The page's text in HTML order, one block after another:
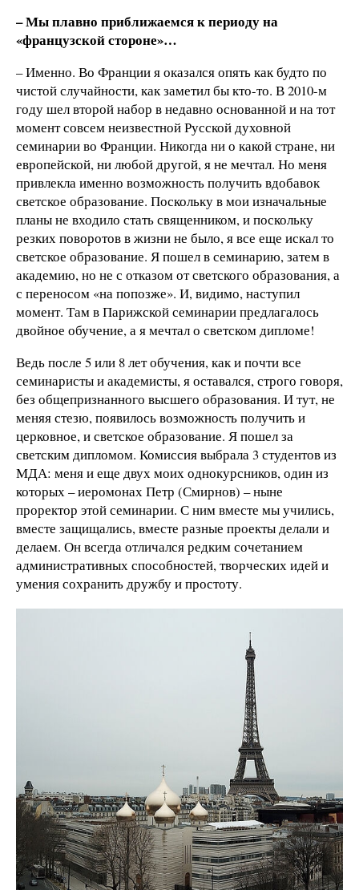
– Мы плавно приближаемся к периоду на
«французской стороне»…
– Именно. Во Франции я оказался опять как будто по
чистой случайности, как заметил бы кто-то. В 2010-м
году шел второй набор в недавно основанной и на тот
момент совсем неизвестной Русской духовной
семинарии во Франции. Никогда ни о какой стране, ни
европейской, ни любой другой, я не мечтал. Но меня
привлекла именно возможность получить вдобавок
светское образование. Поскольку в мои изначальные
планы не входило стать священником, и поскольку
резких поворотов в жизни не было, я все еще искал то
светское образование. Я пошел в семинарию, затем в
академию, но не с отказом от светского образования, а
с переносом «на попозже». И, видимо, наступил
момент. Там в Парижской семинарии предлагалось
двойное обучение, а я мечтал о светском дипломе!
Ведь после 5 или 8 лет обучения, как и почти все
семинаристы и академисты, я оставался, строго говоря,
без общепризнанного высшего образования. И тут, не
меняя стезю, появилось возможность получить и
церковное, и светское образование. Я пошел за
светским дипломом. Комиссия выбрала 3 студентов из
МДА: меня и еще двух моих однокурсников, один из
которых – иеромонах Петр (Смирнов) – ныне
проректор этой семинарии. С ним вместе мы учились,
вместе защищались, вместе разные проекты делали и
делаем. Он всегда отличался редким сочетанием
административных способностей, творческих идей и
умения сохранить дружбу и простоту.